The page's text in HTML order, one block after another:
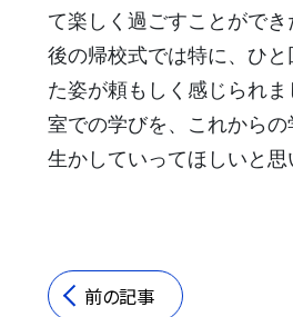
て楽しく過ごすことがで
後の帰校式では特に、ひと
た姿が頼もしく感じられ
室での学びを、これから
生かしていってほしいと思
前の記事